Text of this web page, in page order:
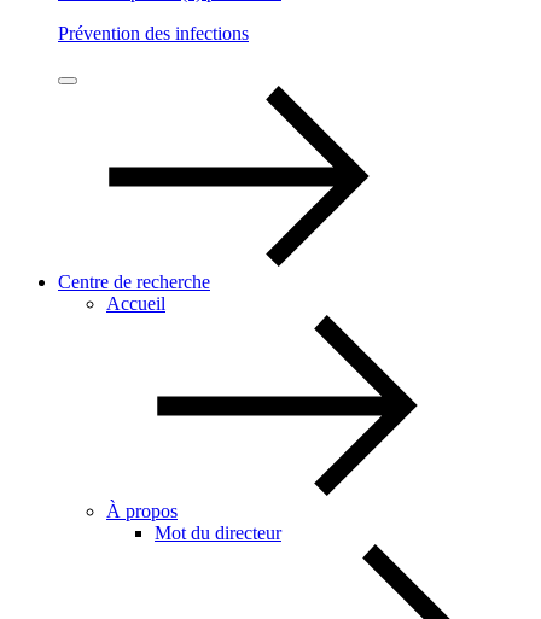
Prévention des infections
Centre de recherche
Accueil
À propos
Mot du directeur